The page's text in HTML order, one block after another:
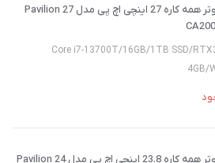
کامپیوتر همه کاره 27 اینچی اچ پی مدل Pavilion 27
Core i7-13700T/16GB/1TB SSD/
4GB/
کامپیوتر همه کاره 23.8 اینچی اچ پی مدل Pavilion 24